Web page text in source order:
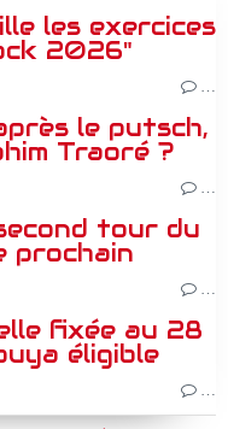
les exercices
2026"
…
le putsch,
Traoré ?
…
tour du
prochain
…
fixée au 28
éligible
…